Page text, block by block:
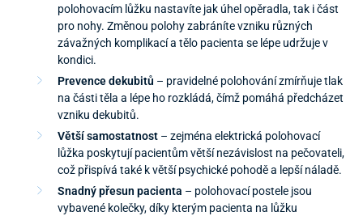
polohovacím lůžku nastavíte jak úhel opěradla, tak i část
pro nohy. Změnou polohy zabráníte vzniku různých
závažných komplikací a tělo pacienta se lépe udržuje v
kondici.
Prevence dekubitů – pravidelné polohování zmírňuje tlak
na části těla a lépe ho rozkládá, čímž pomáhá předcházet
vzniku dekubitů.
Větší samostatnost– zejména elektrická polohovací
lůžka poskytují pacientům větší nezávislost na pečovateli,
což přispívá také k větší psychické pohodě a lepší náladě.
Snadný přesun pacienta – polohovací postele jsou
vybavené kolečky, díky kterým pacienta na lůžku